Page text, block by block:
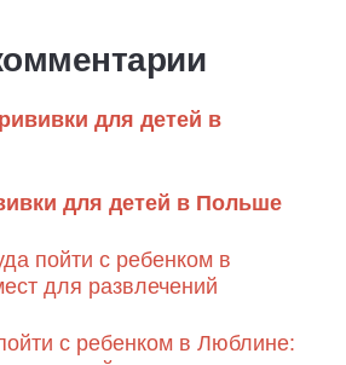
для детей в
для детей в Польше
пойти с ребенком в
для развлечений
с ребенком в Люблине: